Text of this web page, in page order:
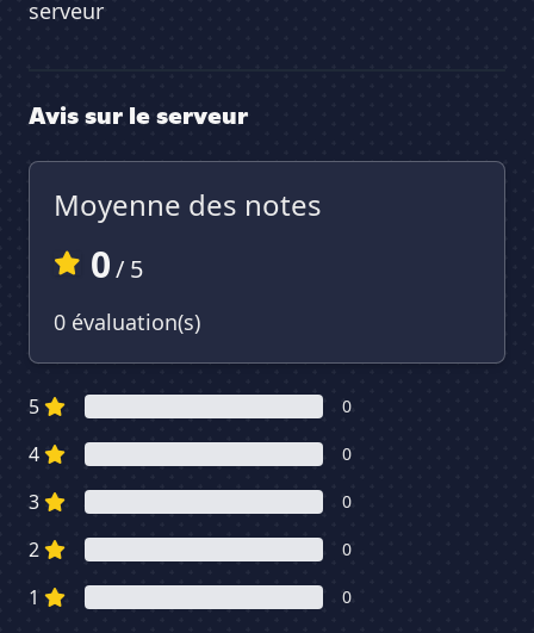
serveur
Avis sur le serveur
Moyenne des notes
0/ 5
0 évaluation(s)
5 0
4 0
3 0
2 0
1 0